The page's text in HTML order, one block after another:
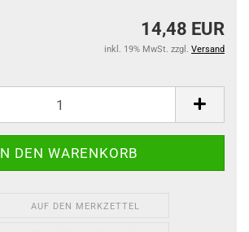
14,48 EUR
inkl. 19% MwSt. zzgl. Versand
AUF DEN MERKZETTEL